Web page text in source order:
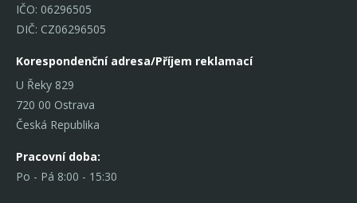
IČO: 06296505
DIČ: CZ06296505
Korespondenční adresa/Příjem reklamací
U Řeky 829
720 00 Ostrava
Česká Republika
Pracovní doba:
Po - Pá 8:00 - 15:30